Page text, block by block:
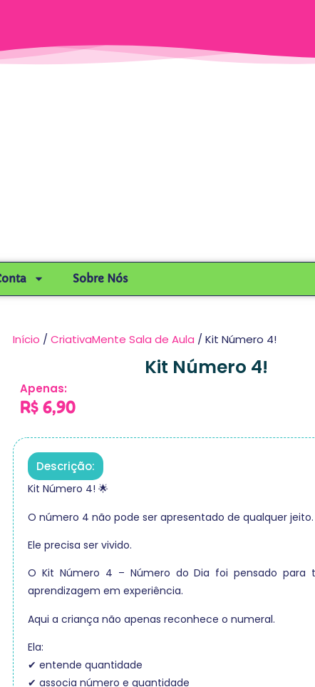
Sobre Nós
Início /CriativaMente Sala de Aula / Kit Número 4!
Kit Número 4!
Apenas:
R$ 6,90
Descrição:
Kit Número 4! 🌟
O número 4 não pode ser apresentado de qualquer jeito.
Ele precisa ser vivido.
O Kit Número 4 – Número do Dia foi pensado para
aprendizagem em experiência.
Aqui a criança não apenas reconhece o numeral.
Ela:
✔ entende quantidade
✔ associa número e quantidade